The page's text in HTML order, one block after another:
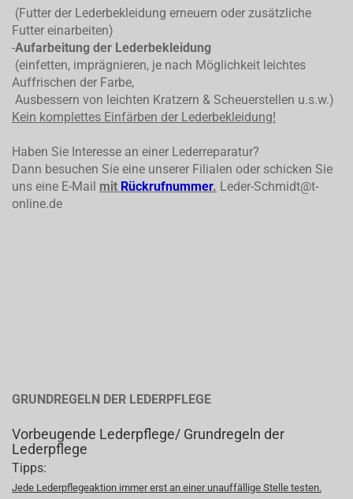
(Futter der Lederbekleidung erneuern oder zusätzliche
Futter einarbeiten)
-Aufarbeitung der Lederbekleidung
(einfetten, imprägnieren, je nach Möglichkeit leichtes
Auffrischen der Farbe,
Ausbessern von leichten Kratzern & Scheuerstellen u.s.w.)
Kein komplettes Einfärben der Lederbekleidung!
Haben Sie Interesse an einer Lederreparatur?
Dann besuchen Sie eine unserer Filialen oder schicken Sie
uns eine E-Mail mit Rückrufnummer. Leder-Schmidt@t-
online.de
GRUNDREGELN DER LEDERPFLEGE
Vorbeugende Lederpflege/ Grundregeln der
Lederpflege
Tipps:
Jede Lederpflegeaktion immer erst an einer unauffällige Stelle testen.